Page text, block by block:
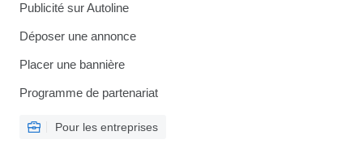
Publicité sur Autoline
Déposer une annonce
Placer une bannière
Programme de partenariat
Pour les entreprises